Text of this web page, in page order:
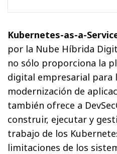
Kubernetes-as-a-
por la Nube Híbrida
no sólo proporciona la
digital empresarial para
modernización de
también ofrece a
construir, ejecutar y
trabajo de los
limitaciones de los